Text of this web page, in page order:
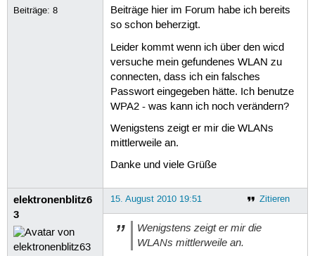
Beiträge:8
Beiträge hier im Forum habe ich bereits
so schon beherzigt.
Leider kommt wenn ich über den wicd
versuche mein gefundenes WLAN zu
connecten, dass ich ein falsches
Passwort eingegeben hätte. Ich benutze
WPA2 - was kann ich noch verändern?
Wenigstens zeigt er mir die WLANs
mittlerweile an.
Danke und viele Grüße
elektronenblitz6
3
Zitieren
15. August 2010 19:51
Wenigstens zeigt er mir die
WLANs mittlerweile an.